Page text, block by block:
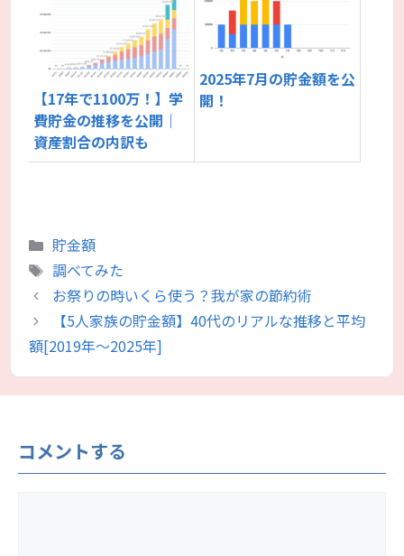
【17年で1100万！】学
費貯金の推移を公開｜
資産割合の内訳も
2025年7月の貯金額を公
開！
カ
テ
ゴ
リ
ー
貯金額
タ
グ
調べてみた
お祭りの時いくら使う？我が家の節約術
【5人家族の貯金額】40代のリアルな推移と平均
額[2019年〜2025年]
コメントする